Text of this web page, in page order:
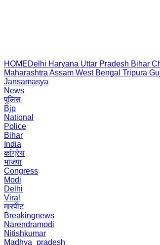
HOMEDelhi Haryana Uttar Pradesh Bihar
Maharashtra Assam West Bengal Tripura
Jansamasya
News
पुलिस
Bjp
National
Police
Bihar
India
कांग्रेस
भाजपा
Congress
Modi
Delhi
Viral
मारपीट
Breakingnews
Narendramodi
Nitishkumar
Madhya_pradesh